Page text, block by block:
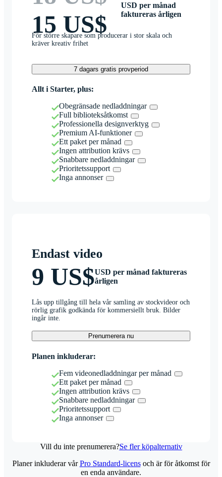
15 US$
USD per månad
faktureras årligen
För större skapare som producerar i stor skala och
kräver kreativ frihet
7 dagars gratis provperiod
Allt i Starter, plus:
Obegränsade nedladdningar
Full biblioteksåtkomst
Professionella designverktyg
Premium AI-funktioner
Ett paket per månad
Ingen attribution krävs
Snabbare nedladdningar
Prioritetssupport
Inga annonser
Endast video
9 US$USD per månad faktureras
årligen
Lås upp tillgång till hela vår samling av stockvideor och
rörlig grafik godkända för kommersiellt bruk. Bilder
ingår inte.
Prenumerera nu
Planen inkluderar:
Fem videonedladdningar per månad
Ett paket per månad
Ingen attribution krävs
Snabbare nedladdningar
Prioritetssupport
Inga annonser
Vill du inte prenumerera?Se fler köpalternativ
Planer inkluderar vårPro Standard-licensoch är för åtkomst för
en enda användare.